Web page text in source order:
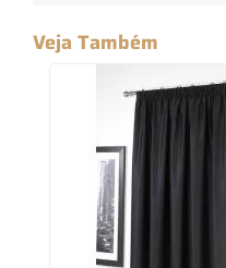
Veja Também